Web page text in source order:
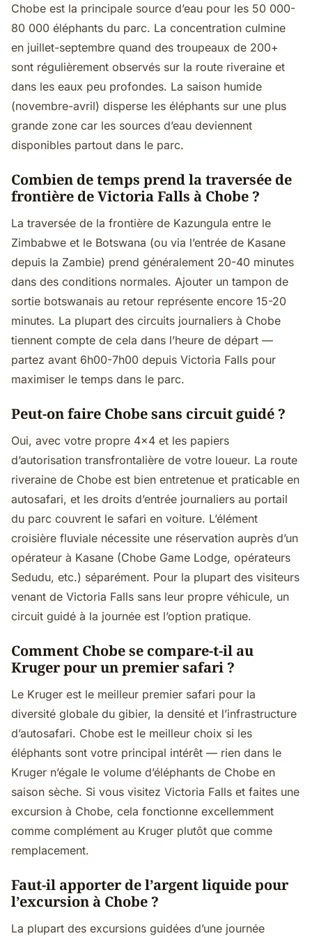
Chobe est la principale source d’eau pour les 50 000-
80 000 éléphants du parc. La concentration culmine
en juillet-septembre quand des troupeaux de 200+
sont régulièrement observés sur la route riveraine et
dans les eaux peu profondes. La saison humide
(novembre-avril) disperse les éléphants sur une plus
grande zone car les sources d’eau deviennent
disponibles partout dans le parc.
Combien de temps prend la traversée de
frontière de Victoria Falls à Chobe ?
La traversée de la frontière de Kazungula entre le
Zimbabwe et le Botswana (ou via l’entrée de Kasane
depuis la Zambie) prend généralement 20-40 minutes
dans des conditions normales. Ajouter un tampon de
sortie botswanais au retour représente encore 15-20
minutes. La plupart des circuits journaliers à Chobe
tiennent compte de cela dans l’heure de départ —
partez avant 6h00-7h00 depuis Victoria Falls pour
maximiser le temps dans le parc.
Peut-on faire Chobe sans circuit guidé ?
Oui, avec votre propre 4x4 et les papiers
d’autorisation transfrontalière de votre loueur. La route
riveraine de Chobe est bien entretenue et praticable en
autosafari, et les droits d’entrée journaliers au portail
du parc couvrent le safari en voiture. L’élément
croisière fluviale nécessite une réservation auprès d’un
opérateur à Kasane (Chobe Game Lodge, opérateurs
Sedudu, etc.) séparément. Pour la plupart des visiteurs
venant de Victoria Falls sans leur propre véhicule, un
circuit guidé à la journée est l’option pratique.
Comment Chobe se compare-t-il au
Kruger pour un premier safari ?
Le Kruger est le meilleur premier safari pour la
diversité globale du gibier, la densité et l’infrastructure
d’autosafari. Chobe est le meilleur choix si les
éléphants sont votre principal intérêt — rien dans le
Kruger n’égale le volume d’éléphants de Chobe en
saison sèche. Si vous visitez Victoria Falls et faites une
excursion à Chobe, cela fonctionne excellemment
comme complément au Kruger plutôt que comme
remplacement.
Faut-il apporter de l’argent liquide pour
l’excursion à Chobe ?
La plupart des excursions guidées d’une journée